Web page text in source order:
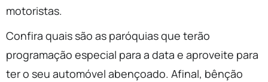
motoristas.
Confira quais são as paróquias que terão
programação especial para a data e aproveite para
ter o seu automóvel abençoado. Afinal, bênção